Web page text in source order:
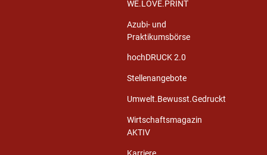
WE.LOVE.PRINT
Azubi- und
Praktikumsbörse
hochDRUCK 2.0
Stellenangebote
Umwelt.Bewusst.Gedruckt
Wirtschaftsmagazin
AKTIV